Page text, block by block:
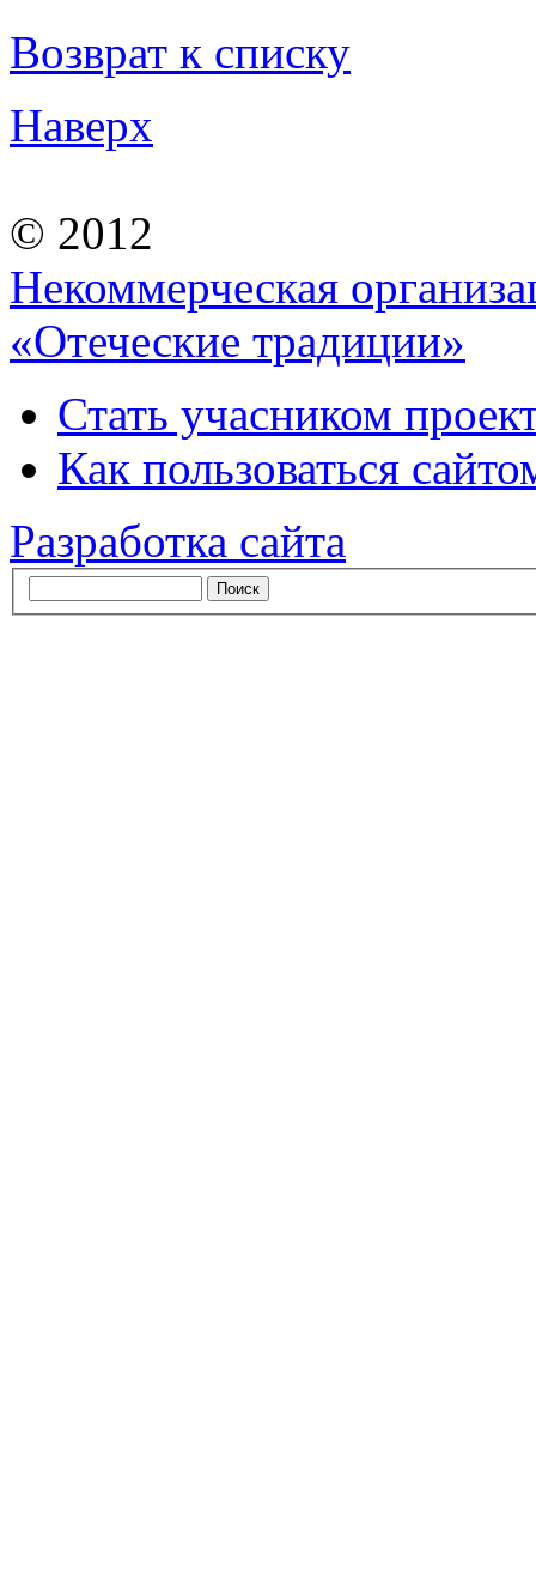
Возврат к списку
Наверх
© 2012
Некоммерческая
«Отеческие традиции»
Стать учасником
Как пользоваться
Разработка сайта